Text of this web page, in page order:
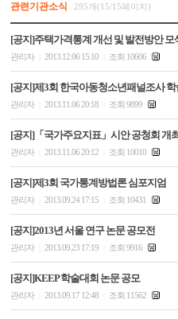
관련기관소식 295개(15/15페이지)
[공지]주택가격통계 개선 및 발전방안 모
관리자 2013.12.06 15:10 조회 10606
[공지]제3회 한국아동청소년패널조사
관리자 2013.11.06 20:18 조회 9899
[공지]「국가주요지표」시안 공청회 개
관리자 2013.11.06 20:12 조회 10010
[공지]제3회 국가통계방법론 심포지엄
관리자 2013.09.24 17:15 조회 10431
[공지]2013년 서울 연구 논문 공모전
관리자 2013.09.23 17:19 조회 9916
[공지]KEEP 학술대회 논문 공모
관리자 2013.09.17 12:48 조회 11562